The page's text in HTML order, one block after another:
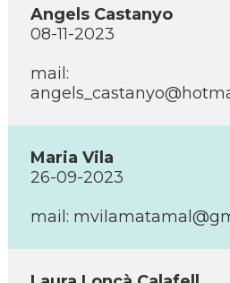
Angels Castanyo
08-11-2023
mail:
Maria Vila
26-09-2023
mail: